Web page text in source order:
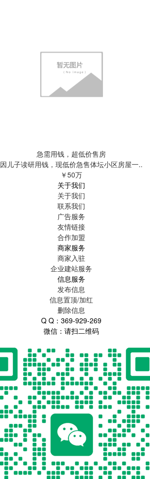
急需用钱，超低价售房
因儿子读研用钱，现低价急售体坛小区房屋一..
￥50万
关于我们
关于我们
联系我们
广告服务
友情链接
合作加盟
商家服务
商家入驻
企业建站服务
信息服务
发布信息
信息置顶/加红
删除信息
Q Q：369-929-269
微信：请扫二维码